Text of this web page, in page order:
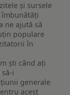
și sursele
îmbunătăți
ne ajută să
populare
în
ști când ați
i
generale
acest